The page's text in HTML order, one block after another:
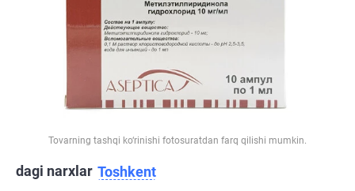
Tovarning tashqi ko‘rinishi fotosuratdan farq qilishi mumkin.
dagi narxlar Toshkent